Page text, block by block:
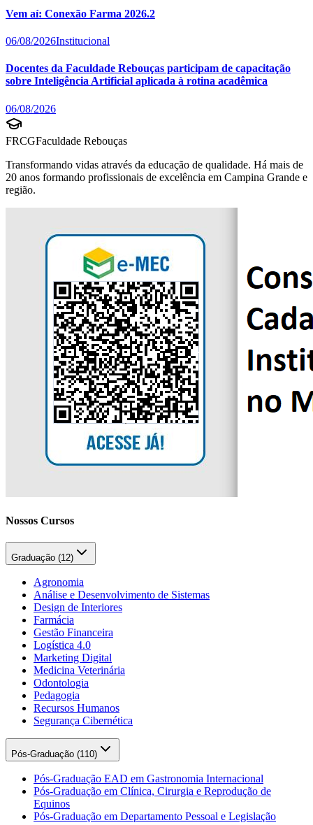
Vem aí: Conexão Farma 2026.2
06/08/2026Institucional
Docentes da Faculdade Rebouças participam de capacitação
sobre Inteligência Artificial aplicada à rotina acadêmica
06/08/2026
FRCGFaculdade Rebouças
Transformando vidas através da educação de qualidade. Há mais de
20 anos formando profissionais de excelência em Campina Grande e
região.
Nossos Cursos
Graduação (12)
Agronomia
Análise e Desenvolvimento de Sistemas
Design de Interiores
Farmácia
Gestão Financeira
Logística 4.0
Marketing Digital
Medicina Veterinária
Odontologia
Pedagogia
Recursos Humanos
Segurança Cibernética
Pós-Graduação (110)
Pós-Graduação EAD em Gastronomia Internacional
Pós-Graduação em Clínica, Cirurgia e Reprodução de
Equinos
Pós-Graduação em Departamento Pessoal e Legislação